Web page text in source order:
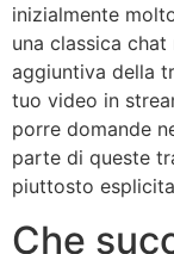
inizialmente
una classica
aggiuntiva della
tuo video in
porre domande
parte di queste
piuttosto
Che